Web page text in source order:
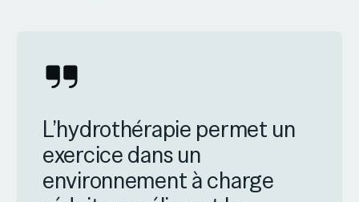
L’hydrothérapie permet un
exercice dans un
environnement à charge